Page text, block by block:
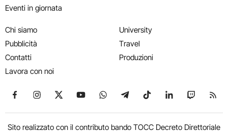
Eventi in giornata
Chi siamo
Pubblicità
Contatti
Lavora con noi
University
Travel
Produzioni
Seguici su Facebook
Seguici su Instagram
Seguici su X
Seguici su YouTube
Seguici su WhatsApp
Seguici su Telegram
Seguici su TikTok
Seguici su
Seguici
Sito realizzato con il contributo bando TOCC Decreto Direttoriale